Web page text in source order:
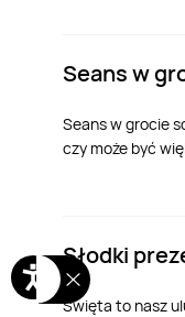
Seans w
Seans w grocie
czy może być
Słodki
Święta to nasz